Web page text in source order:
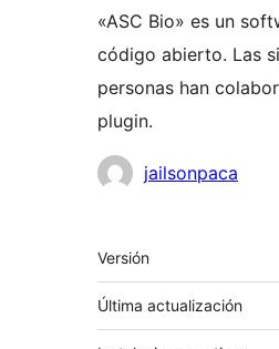
«ASC Bio» es un
código abierto. Las
personas han
plugin.
Colaboradores
jailsonpaca
Meta
Versión
Última actualización